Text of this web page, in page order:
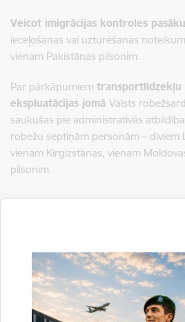
Veicot imigrācijas kontroles
ieceļošanas vai uzturēšanās
vienam Pakistānas pilsonim.
Par pārkāpumiem transportlīdzekļu
ekspluatācijas jomā Valsts
saukušas pie administratīvās
robežu septiņām personām – diviem
vienam Kirgizstānas, vienam
pilsonim.
Valsts robežsardzes Galvenās
un sabiedrisko attiecību nodaļas